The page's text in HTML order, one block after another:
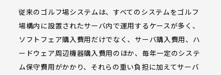
従来のゴルフ場システムは、すべてのシステムをゴルフ
場構内に設置されたサーバ内で運用するケースが多く、
ソフトフェア購入費用だけでなく、サーバ購入費用、ハ
ードウェア周辺機器購入費用のほか、毎年一定のシステ
ム保守費用がかかり、それらの重い負担に加えてサーバ